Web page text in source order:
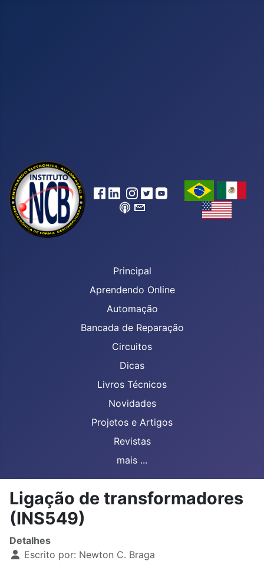
Principal
Aprendendo Online
Automação
Bancada de Reparação
Circuitos
Dicas
Livros Técnicos
Novidades
Projetos e Artigos
Revistas
mais ...
Ligação de transformadores
(INS549)
Detalhes
Escrito por: Newton C. Braga